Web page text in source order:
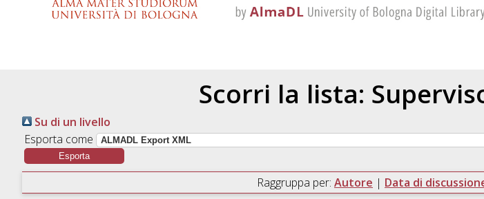
Scorri la lista:
Su di un livello
Esporta come
Raggruppa per: Autore | Data di